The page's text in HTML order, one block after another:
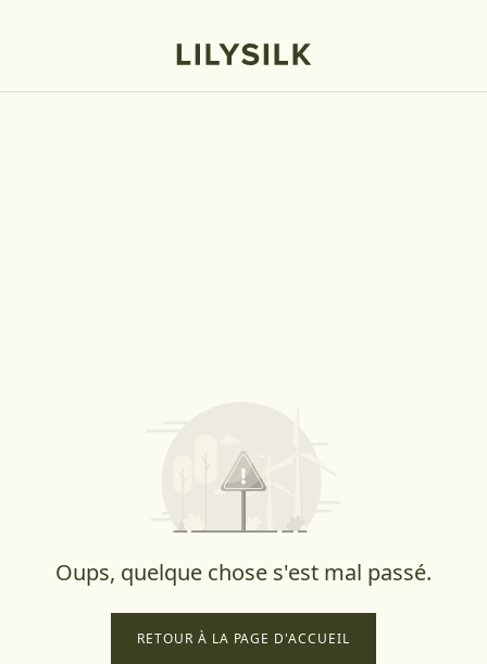
Oups, quelque chose s'est mal passé.
RETOUR À LA PAGE D'ACCUEIL